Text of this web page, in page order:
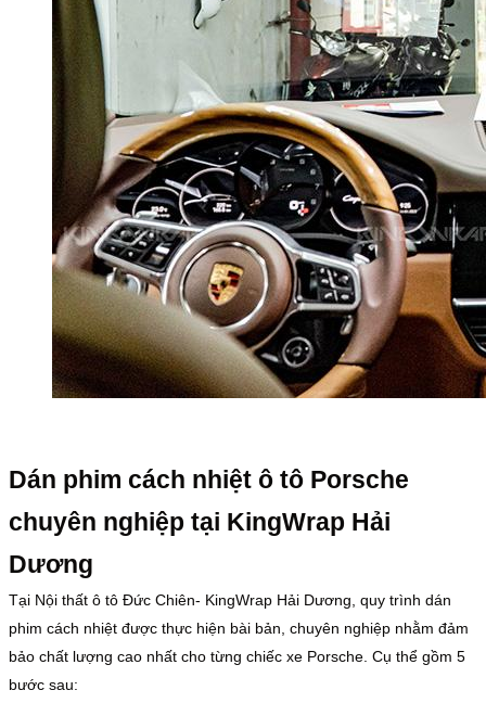
Dán phim cách nhiệt ô tô Porsche
chuyên nghiệp tại KingWrap Hải
Dương
Tại Nội thất ô tô Đức Chiên- KingWrap Hải Dương, quy trình dán
phim cách nhiệt được thực hiện bài bản, chuyên nghiệp nhằm đảm
bảo chất lượng cao nhất cho từng chiếc xe Porsche. Cụ thể gồm 5
bước sau: